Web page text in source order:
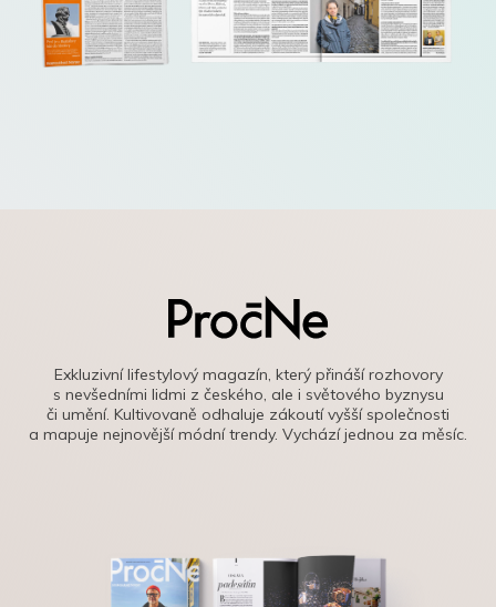
Exkluzivní lifestylový magazín, který přináší rozhovory
s nevšedními lidmi z českého, ale i světového byznysu
či umění. Kultivovaně odhaluje zákoutí vyšší společnosti
a mapuje nejnovější módní trendy. Vychází jednou za měsíc.